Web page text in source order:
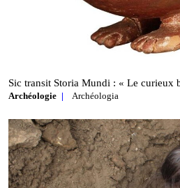
Sic transit Storia Mundi : « Le curieux
Archéologie Archéologia